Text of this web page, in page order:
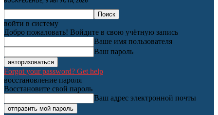
войти в систему
Добро пожаловать! Войдите в свою учётную запись
Ваше имя пользователя
Ваш пароль
Forgot your password? Get help
восстановление пароля
Восстановите свой пароль
Ваш адрес электронной почты